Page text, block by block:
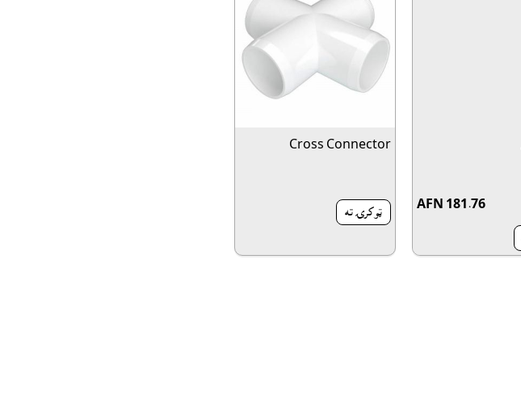
AFN 181.76
Cross Connector
ټوکرۍ ته